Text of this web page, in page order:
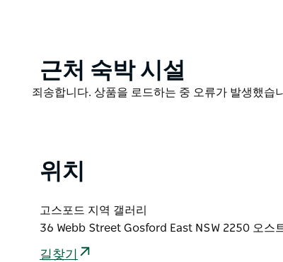
Product
List
근처 숙박 시설
Product
죄송합니다. 상품을 로드하는 중 오류가 발생했습
위치
고스포드 지역 갤러리
36 Webb Street Gosford East NSW 2250 오스
길찾기